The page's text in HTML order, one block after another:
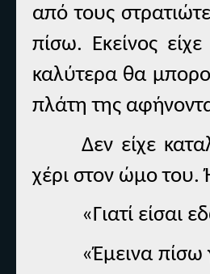
από τους
πίσω. Εκείνος
καλύτερα θα
πλάτη της
Δεν είχε
χέρι στον ώμο του.
«Γιατί είσαι
«Έμεινα πίσω